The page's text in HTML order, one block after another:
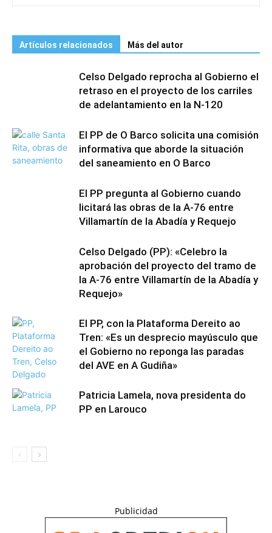
Artículos relacionados Más del autor
Celso Delgado reprocha al Gobierno el
retraso en el proyecto de los carriles
de adelantamiento en la N-120
El PP de O Barco solicita una comisión
informativa que aborde la situación
del saneamiento en O Barco
El PP pregunta al Gobierno cuando
licitará las obras de la A-76 entre
Villamartín de la Abadía y Requejo
Celso Delgado (PP): «Celebro la
aprobación del proyecto del tramo de
la A-76 entre Villamartín de la Abadía y
Requejo»
El PP, con la Plataforma Dereito ao
Tren: «Es un desprecio mayúsculo que
el Gobierno no reponga las paradas
del AVE en A Gudiña»
Patricia Lamela, nova presidenta do
PP en Larouco
Publicidad